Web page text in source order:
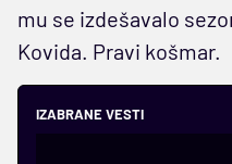
mu se izdešavalo
Kovida. Pravi košmar.
IZABRANE VESTI